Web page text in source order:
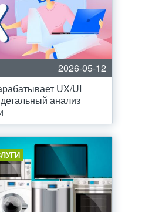
2026-05-12
UX/UI
анализ